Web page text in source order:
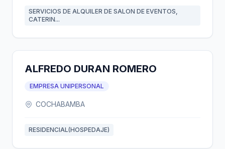
SERVICIOS DE ALQUILER DE SALON DE EVENTOS,
CATERIN...
ALFREDO DURAN ROMERO
EMPRESA UNIPERSONAL
COCHABAMBA
RESIDENCIAL(HOSPEDAJE)